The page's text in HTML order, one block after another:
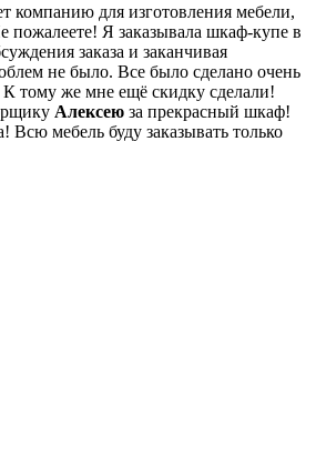
компанию для изготовления мебели,
Я заказывала шкаф-купе в
заказа и заканчивая
не было. Все было сделано очень
К тому же мне ещё скидку сделали!
Алексею за прекрасный шкаф!
Всю мебель буду заказывать только